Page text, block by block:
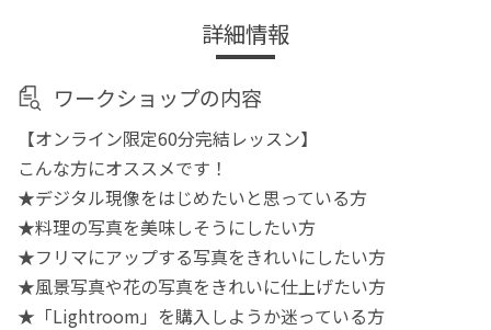
詳細情報
ワークショップの内容
【オンライン限定60分完結レッスン】
こんな方にオススメです！
★デジタル現像をはじめたいと思っている方
★料理の写真を美味しそうにしたい方
★フリマにアップする写真をきれいにしたい方
★風景写真や花の写真をきれいに仕上げたい方
★「Lightroom」を購入しようか迷っている方